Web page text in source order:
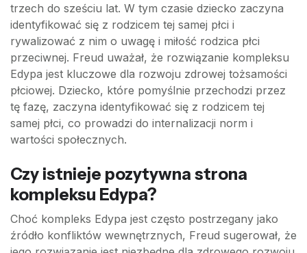
trzech do sześciu lat. W tym czasie dziecko zaczyna
identyfikować się z rodzicem tej samej płci i
rywalizować z nim o uwagę i miłość rodzica płci
przeciwnej. Freud uważał, że rozwiązanie kompleksu
Edypa jest kluczowe dla rozwoju zdrowej tożsamości
płciowej. Dziecko, które pomyślnie przechodzi przez
tę fazę, zaczyna identyfikować się z rodzicem tej
samej płci, co prowadzi do internalizacji norm i
wartości społecznych.
Czy istnieje pozytywna strona
kompleksu Edypa?
Choć kompleks Edypa jest często postrzegany jako
źródło konfliktów wewnętrznych, Freud sugerował, że